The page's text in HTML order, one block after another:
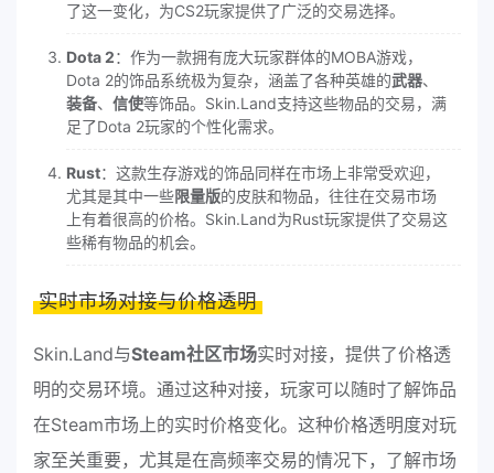
了这一变化，为CS2玩家提供了广泛的交易选择。
Dota 2：作为一款拥有庞大玩家群体的MOBA游戏，
Dota 2的饰品系统极为复杂，涵盖了各种英雄的武器、
装备、 信使等饰品。Skin.Land支持这些物品的交易，满
足了Dota 2玩家的个性化需求。
Rust：这款生存游戏的饰品同样在市场上非常受欢迎，
尤其是其中一些限量版的皮肤和物品，往往在交易市场
上有着很高的价格。Skin.Land为Rust玩家提供了交易这
些稀有物品的机会。
实时市场对接与价格透明
Skin.Land与Steam社区市场实时对接，提供了价格透
明的交易环境。通过这种对接，玩家可以随时了解饰品
在Steam市场上的实时价格变化。这种价格透明度对玩
家至关重要，尤其是在高频率交易的情况下，了解市场